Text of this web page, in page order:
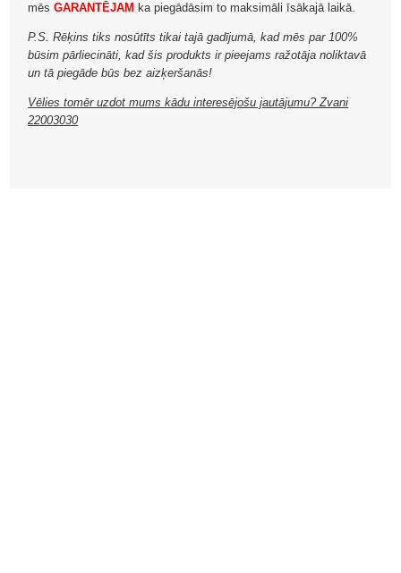
mēsGARANTĒJAM ka piegādāsim to maksimāli īsākajā laikā.
P.S. Rēķins tiks nosūtīts tikai tajā gadījumā, kad mēs par 100%
būsim pārliecināti, kad šis produkts ir pieejams ražotāja noliktavā
un tā piegāde būs bez aizķeršanās!
Vēlies tomēr uzdot mums kādu interesējošu jautājumu? Zvani
22003030